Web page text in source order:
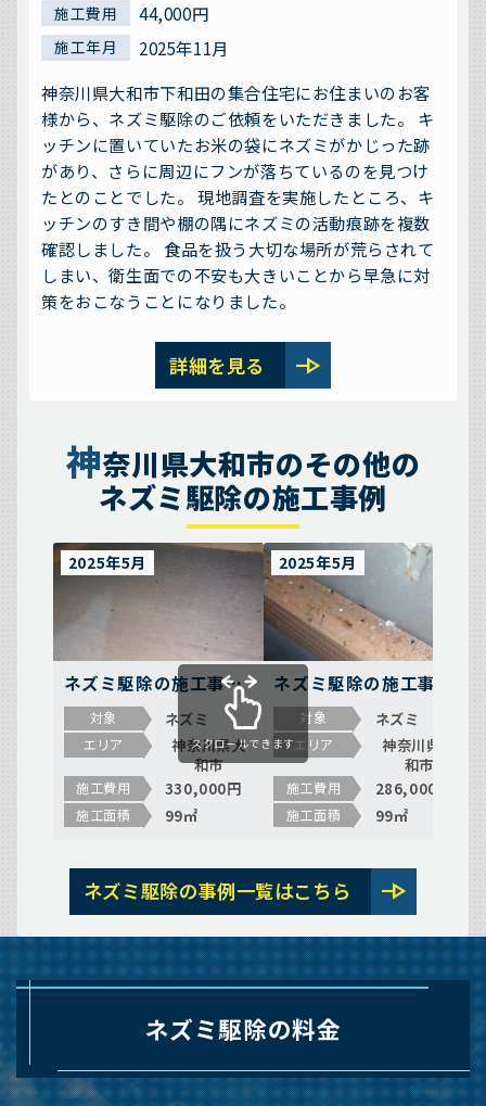
施工費用 44,000円
施工年月
2025年11月
神奈川県大和市下和田の集合住宅にお住まいのお客
様から、ネズミ駆除のご依頼をいただきました。 キ
ッチンに置いていたお米の袋にネズミがかじった跡
があり、さらに周辺にフンが落ちているのを見つけ
たとのことでした。 現地調査を実施したところ、キ
ッチンのすき間や棚の隅にネズミの活動痕跡を複数
確認しました。 食品を扱う大切な場所が荒らされて
しまい、衛生面での不安も大きいことから早急に対
策をおこなうことになりました。
詳細を見る line_end_arrow
神奈川県大和市のその他の
ネズミ駆除の施工事例
ネズミ駆除の施工事例
（神奈川県大和市上和
田）対象 ネズミ
エリア
神奈川県大
和市
施工費用 330,000円
施工面積 99㎡
2025年5月
ネズミ駆除の施工事例
（神奈川県大和市南林
間）対象 ネズミ
エリア
神奈川県大
和市
施工費用 286,000円
施工面積 99㎡
2025年5月
スクロールできます
ネズミ駆除の事例一覧はこちら line_end_arrow
ネズミ駆除の料金